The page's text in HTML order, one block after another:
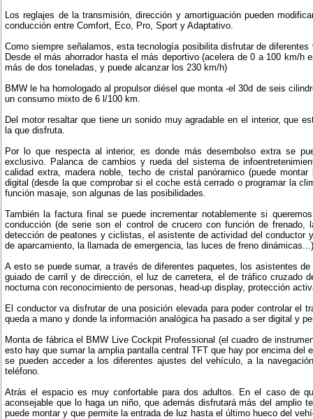
Los reglajes de la transmisión, dirección y amortiguación pueden
conducción entre Comfort, Eco, Pro, Sport y Adaptativo.
Como siempre señalamos, esta tecnología posibilita disfrutar de
Desde el más ahorrador hasta el más deportivo (acelera de 0 a 100 km/h
más de dos toneladas, y puede alcanzar los 230 km/h)
BMW le ha homologado al propulsor diésel que monta -el 30d de seis
un consumo mixto de 6 l/100 km.
Del motor resaltar que tiene un sonido muy agradable en el interior, que
la que disfruta.
Por lo que respecta al interior, es donde más desembolso extra se
exclusivo. Palanca de cambios y rueda del sistema de
calidad extra, madera noble, techo de cristal panóramico (puede
digital (desde la que comprobar si el coche está cerrado o programar la
función masaje, son algunas de las posibilidades.
También la factura final se puede incrementar notablemente si
conducción (de serie son el control de crucero con función de frenado,
detección de peatones y ciclistas, el asistente de actividad del conductor
de aparcamiento, la llamada de emergencia, las luces de freno
A esto se puede sumar, a través de diferentes paquetes, los asistentes
guiado de carril y de dirección, el luz de carretera, el de tráfico cruzado
nocturna con reconocimiento de personas, head-up display, protección
El conductor va disfrutar de una posición elevada para poder controlar el
queda a mano y donde la información analógica ha pasado a ser digital y
Monta de fábrica el BMW Live Cockpit Professional (el cuadro de
esto hay que sumar la amplia pantalla central TFT que hay por encima del
se pueden acceder a los diferentes ajustes del vehículo, a la
teléfono.
Atrás el espacio es muy confortable para dos adultos. En el caso de
aconsejable que lo haga un niño, que además disfrutará más del amplio
puede montar y que permite la entrada de luz hasta el último hueco del